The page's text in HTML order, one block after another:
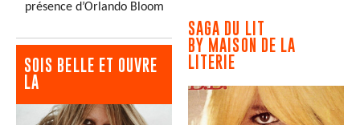
présence d’Orlando Bloom
SOIS BELLE ET OUVRE
LA
SAGA DU LIT
BY MAISON DE LA
LITERIE